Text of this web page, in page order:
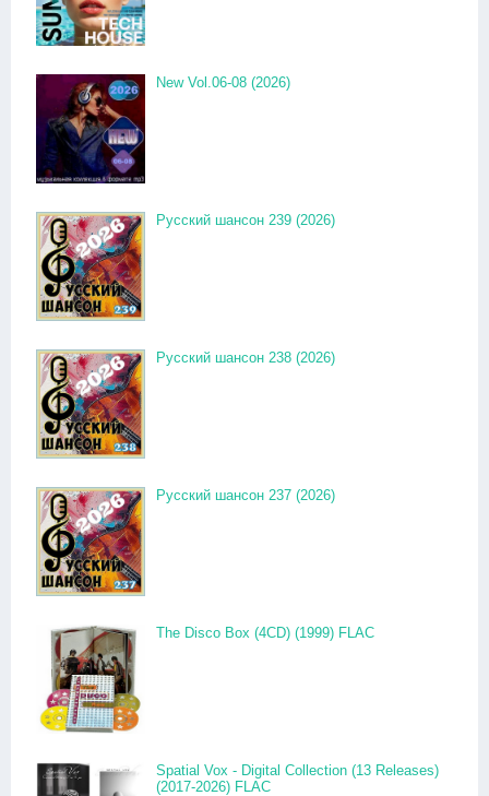
New Vol.06-08 (2026)
Русский шансон 239 (2026)
Русский шансон 238 (2026)
Русский шансон 237 (2026)
The Disco Box (4CD) (1999) FLAC
Spatial Vox - Digital Collection (13 Releases)
(2017-2026) FLAC